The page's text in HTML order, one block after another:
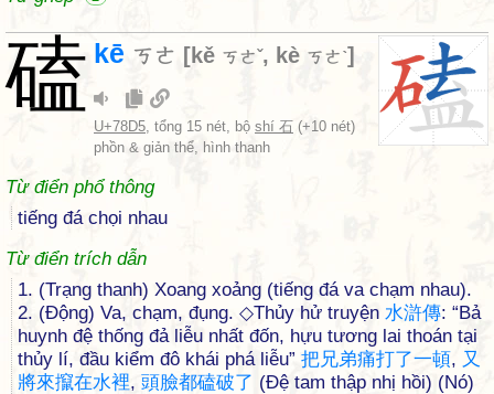
磕 kē ㄎㄜ [kě ㄎㄜˇ, kè ㄎㄜˋ]
U+78D5, tổng 15 nét, bộ shí 石 (+10 nét)
phồn & giản thể, hình thanh
Từ điển phổ thông
tiếng đá chọi nhau
Từ điển trích dẫn
1. (Trạng thanh) Xoang xoảng (tiếng đá va chạm nhau).
2. (Động) Va, chạm, đụng. ◇Thủy hử truyện 水滸傳: “Bả
huynh đệ thống đả liễu nhất đốn, hựu tương lai thoán tại
thủy lí, đầu kiểm đô khái phá liễu” 把兄弟痛打了一頓, 又
將來攛在水裡, 頭臉都磕破了 (Đệ tam thập nhị hồi) (Nó)